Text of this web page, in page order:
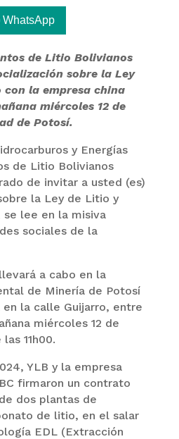
WhatsApp
de Litio Bolivianos
sobre la Ley
la empresa china
miércoles 12 de
de Potosí.
y Energías
de Litio Bolivianos
de invitar a usted (es)
la Ley de Litio y
se lee en la misiva
sociales de la
a cabo en la
de Minería de Potosí
en la calle Guijarro, entre
miércoles 12 de
11h00.
YLB y la empresa
firmaron un contrato
dos plantas de
de litio, en el salar
EDL (Extracción